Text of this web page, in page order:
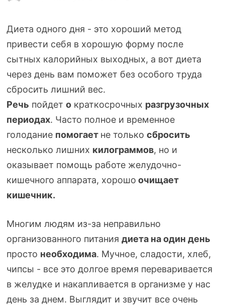
Диета одного дня - это хороший метод
привести себя в хорошую форму после
сытных калорийных выходных, а вот диета
через день вам поможет без особого труда
сбросить лишний вес.
Речь пойдет ократкосрочных разгрузочных
периодах. Часто полное и временное
голодание помогает не только сбросить
несколько лишних килограммов, но и
оказывает помощь работе желудочно-
кишечного аппарата, хорошо очищает
кишечник.
Многим людям из-за неправильно
организованного питания диета на один день
просто необходима. Мучное, сладости, хлеб,
чипсы - все это долгое время переваривается
в желудке и накапливается в организме у нас
день за днем. Выглядит и звучит все очень